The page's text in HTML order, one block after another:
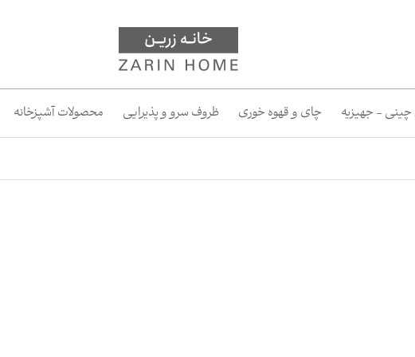
- جهیزیه چای و قهوه خوری ظروف سرو و پذیرایی محصولات آشپزخانه